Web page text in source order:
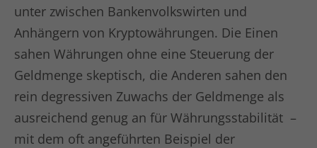
unter zwischen Bankenvolkswirten und
Anhängern von Kryptowährungen. Die Einen
sahen Währungen ohne eine Steuerung der
Geldmenge skeptisch, die Anderen sahen den
rein degressiven Zuwachs der Geldmenge als
ausreichend genug an für Währungsstabilität –
mit dem oft angeführten Beispiel der